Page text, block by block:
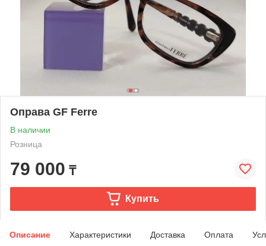
Оправа GF Ferre
В наличии
Розница
79 000 ₸
Купить
Описание Характеристики Доставка Оплата